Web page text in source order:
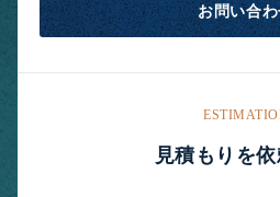
お問い合
見積もりを